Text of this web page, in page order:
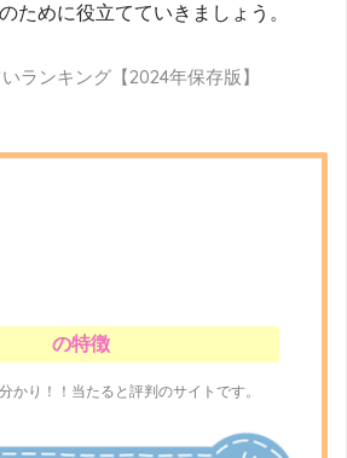
ために役立てていきましょう。
ランキング【2024年保存版】
の特徴
かり！！当たると評判のサイトです。